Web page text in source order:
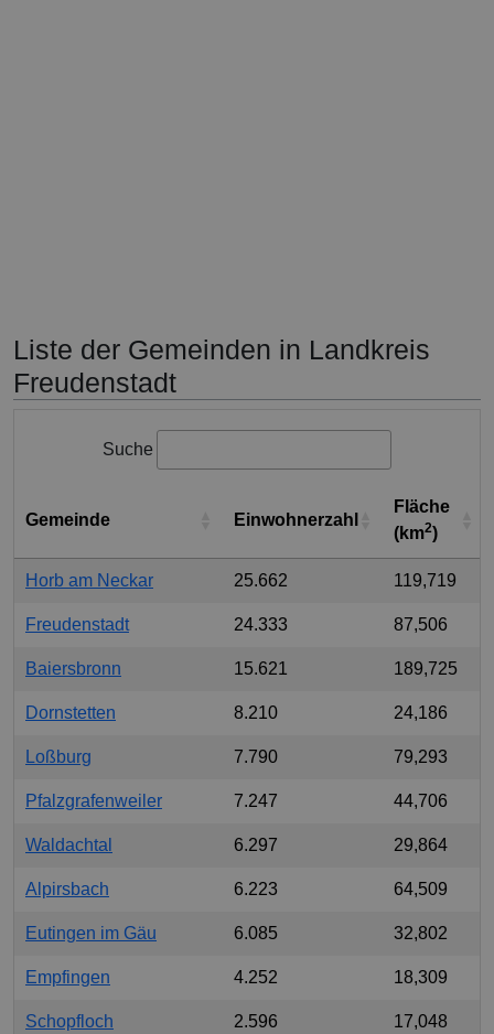
Liste der Gemeinden in Landkreis
Freudenstadt
Suche
Gemeinde Einwohnerzahl
Fläche
(km2)
Horb am Neckar 25.662 119,719
Freudenstadt 24.333 87,506
Baiersbronn 15.621 189,725
Dornstetten 8.210 24,186
Loßburg 7.790 79,293
Pfalzgrafenweiler 7.247 44,706
Waldachtal 6.297 29,864
Alpirsbach 6.223 64,509
Eutingen im Gäu 6.085 32,802
Empfingen 4.252 18,309
Schopfloch 2.596 17,048